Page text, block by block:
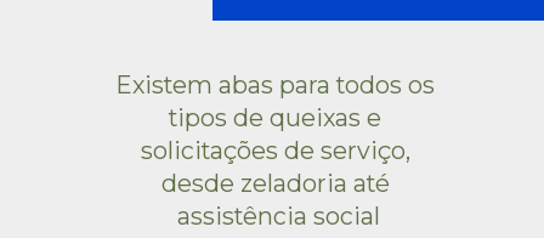
Existem abas para todos os
tipos de queixas e
solicitações de serviço,
desde zeladoria até
assistência social